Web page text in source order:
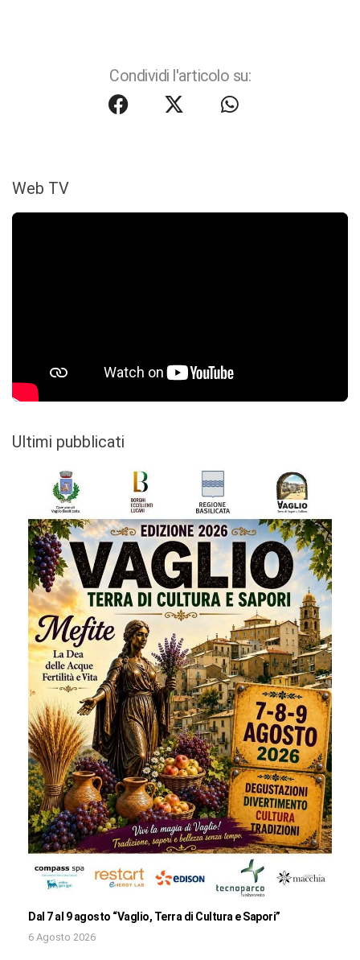
Condividi l'articolo su:
Web TV
Ultimi pubblicati
Dal 7 al 9 agosto “Vaglio, Terra di Cultura e Sapori”
6 Agosto 2026